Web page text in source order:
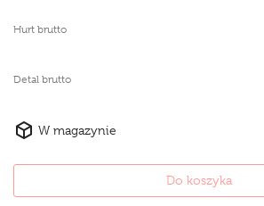
Hurt brutto
Detal brutto
W magazynie
Do koszyka